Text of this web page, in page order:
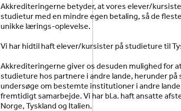
Akkrediteringerne betyder, at vores elever/
studietur med en mindre egen betaling, så de
unikke lærings-oplevelse.
Vi har hidtil haft elever/kursister på studieture til
Akkrediteringerne giver os desuden mulighed for
studieture hos partnere i andre lande, herunder
undersøge om bestemte institutioner i andre
fremtidigt samarbejde. Vi har bl.a. haft ansatte
Norge, Tyskland og Italien.